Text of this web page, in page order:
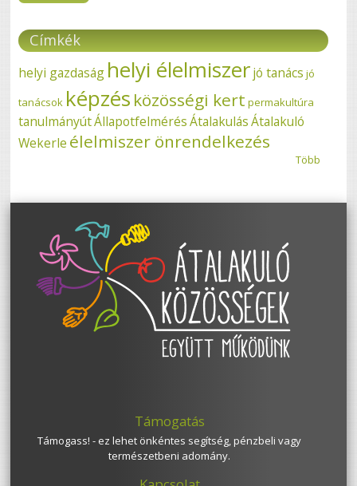
Címkék
helyi gazdaság helyi élelmiszerjó tanács jó
tanácsok képzés közösségi kert permakultúra
tanulmányútÁllapotfelmérés Átalakulás Átalakuló
Wekerle élelmiszer önrendelkezés
Több
Támogatás
Támogass! - ez lehet önkéntes segítség, pénzbeli vagy
természetbeni adomány.